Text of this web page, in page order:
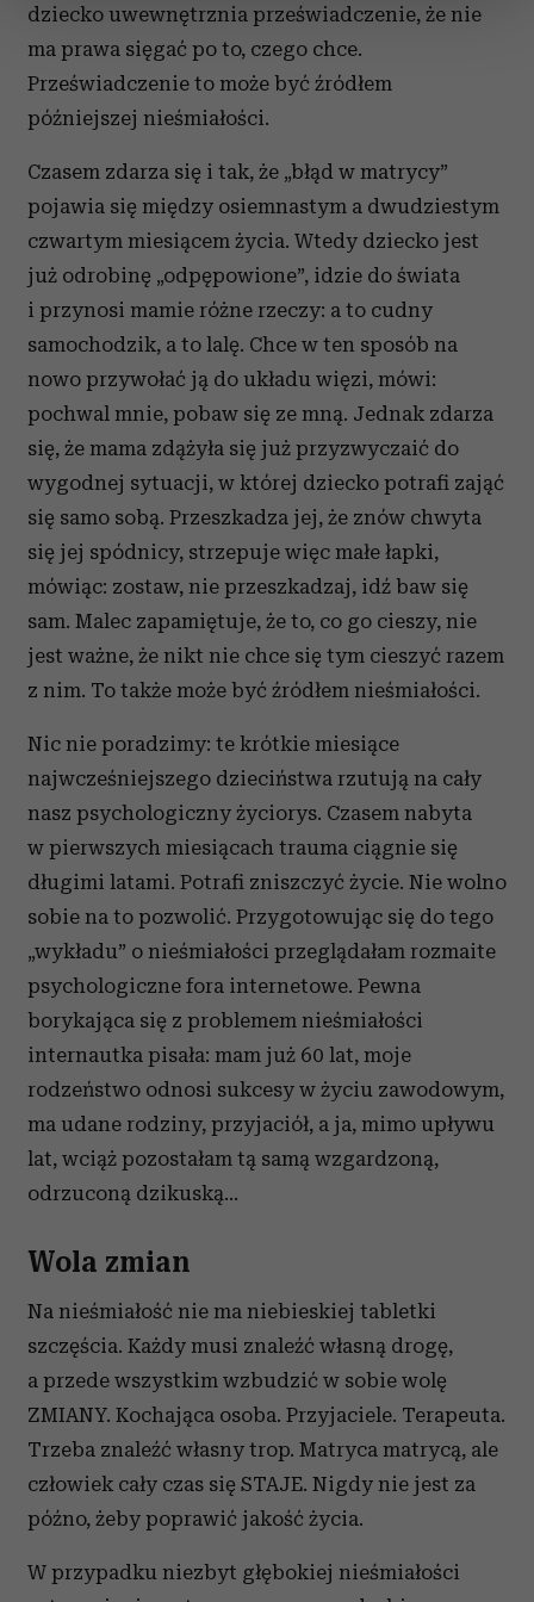
zmienić lub wycofać swoją zgodę w dowolnej chwili.
Wykorzystujemy pliki cookie do spersonalizowania treści
i reklam, aby oferować funkcje społecznościowe i
korzystasz z naszej witryny, udostępniamy partnerom
społecznościowym, reklamowym i analitycznym.
Partnerzy mogą połączyć te informacje z innymi danymi
otrzymanymi od Ciebie lub uzyskanymi podczas
korzystania z ich usług.
dziecko uwewnętrznia przeświadczenie, że nie
ma prawa sięgać po to, czego chce.
Przeświadczenie to może być źródłem
późniejszej nieśmiałości.
Czasem zdarza się i tak, że „błąd w matrycy”
pojawia się między osiemnastym a dwudziestym
czwartym miesiącem życia. Wtedy dziecko jest
już odrobinę „odpępowione”, idzie do świata
i przynosi mamie różne rzeczy: a to cudny
samochodzik, a to lalę. Chce w ten sposób na
nowo przywołać ją do układu więzi, mówi:
pochwal mnie, pobaw się ze mną. Jednak zdarza
się, że mama zdążyła się już przyzwyczaić do
wygodnej sytuacji, w której dziecko potrafi zająć
się samo sobą. Przeszkadza jej, że znów chwyta
się jej spódnicy, strzepuje więc małe łapki,
mówiąc: zostaw, nie przeszkadzaj, idź baw się
sam. Malec zapamiętuje, że to, co go cieszy, nie
jest ważne, że nikt nie chce się tym cieszyć razem
z nim. To także może być źródłem nieśmiałości.
Nic nie poradzimy: te krótkie miesiące
najwcześniejszego dzieciństwa rzutują na cały
nasz psychologiczny życiorys. Czasem nabyta
w pierwszych miesiącach trauma ciągnie się
długimi latami. Potrafi zniszczyć życie. Nie wolno
sobie na to pozwolić. Przygotowując się do tego
„wykładu” o nieśmiałości przeglądałam rozmaite
psychologiczne fora internetowe. Pewna
borykająca się z problemem nieśmiałości
internautka pisała: mam już 60 lat, moje
rodzeństwo odnosi sukcesy w życiu zawodowym,
ma udane rodziny, przyjaciół, a ja, mimo upływu
lat, wciąż pozostałam tą samą wzgardzoną,
odrzuconą dzikuską...
Wola zmian
Na nieśmiałość nie ma niebieskiej tabletki
szczęścia. Każdy musi znaleźć własną drogę,
a przede wszystkim wzbudzić w sobie wolę
ZMIANY. Kochająca osoba. Przyjaciele. Terapeuta.
Trzeba znaleźć własny trop. Matryca matrycą, ale
człowiek cały czas się STAJE. Nigdy nie jest za
późno, żeby poprawić jakość życia.
W przypadku niezbyt głębokiej nieśmiałości